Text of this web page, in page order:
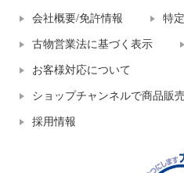
会社概要/免許情報 特
古物営業法に基づく表示
お客様対応について
ショップチャンネルで商品販
採用情報